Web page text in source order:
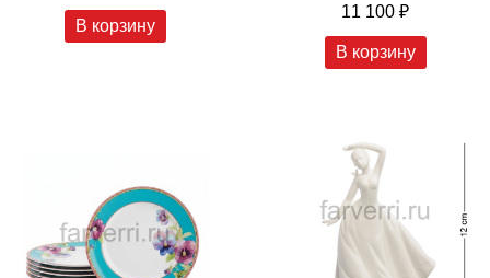
В корзину
11 100 ₽
В корзину